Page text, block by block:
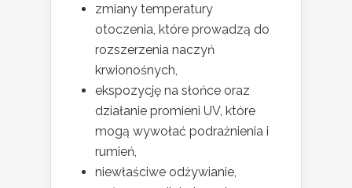
zmiany temperatury
otoczenia, które prowadzą do
rozszerzenia naczyń
krwionośnych,
ekspozycję na słońce oraz
działanie promieni UV, które
mogą wywołać podrażnienia i
rumień,
niewłaściwe odżywianie,